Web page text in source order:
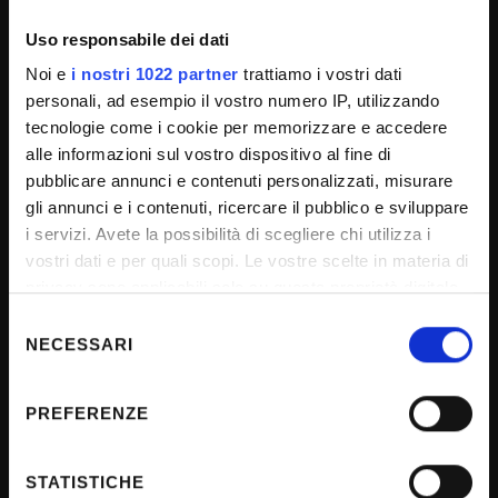
Uso responsabile dei dati
Noi e i nostri 1022 partner trattiamo i vostri dati
personali, ad esempio il vostro numero IP, utilizzando
tecnologie come i cookie per memorizzare e accedere
alle informazioni sul vostro dispositivo al fine di
pubblicare annunci e contenuti personalizzati, misurare
gli annunci e i contenuti, ricercare il pubblico e sviluppare
i servizi. Avete la possibilità di scegliere chi utilizza i
vostri dati e per quali scopi. Le vostre scelte in materia di
modificare o revocare il proprio consenso in qualsiasi
momento dalla Dichiarazione sui cookie o facendo clic
raccogliere informazioni sulla tua posizione
delNECESSARI
PREFERENZE
STATISTICHE
Laboratorio didattico AA 2022-
2023: date, orari, sede, docenti
Orario di tutti gli incontri: dalle15,30alle18,30.
Sede:sala Barbieridel Rettorato, palazzo Giuliari via
dell’Artigliere 8.
GRUPPO A: Giovedì 3 novembre
“Violenza di (ogni) genere”